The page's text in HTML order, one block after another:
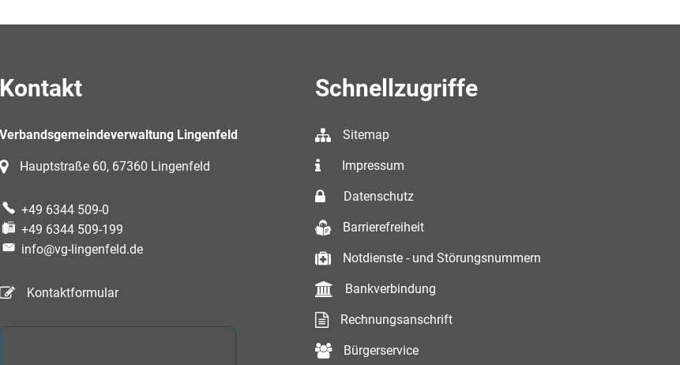
Kontakt
Verbandsgemeindeverwaltung Lingenfeld
Hauptstraße 60, 67360 Lingenfeld
+49 6344 509-0
+49 6344 509-199
info@vg-lingenfeld.de
Kontaktformular
Schnellzugriffe
Sitemap
Impressum
Datenschutz
Barrierefreiheit
Notdienste - und Störungsnummern
Bankverbindung
Rechnungsanschrift
Bürgerservice